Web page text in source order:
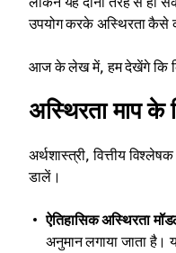
उपयोग करके अस्थिरता कैसे
आज के लेख में, हम देखेंगे कि
अस्थिरता माप के
अर्थशास्त्री, वित्तीय
डालें।
ऐतिहासिक अस्थिरता
अनुमान लगाया जाता है।